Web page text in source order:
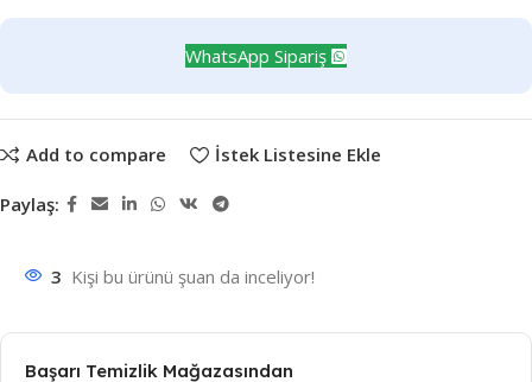
WhatsApp Sipariş
Add to compare İstek Listesine Ekle
Paylaş:
3 Kişi bu ürünü şuan da inceliyor!
Başarı Temizlik Mağazasından